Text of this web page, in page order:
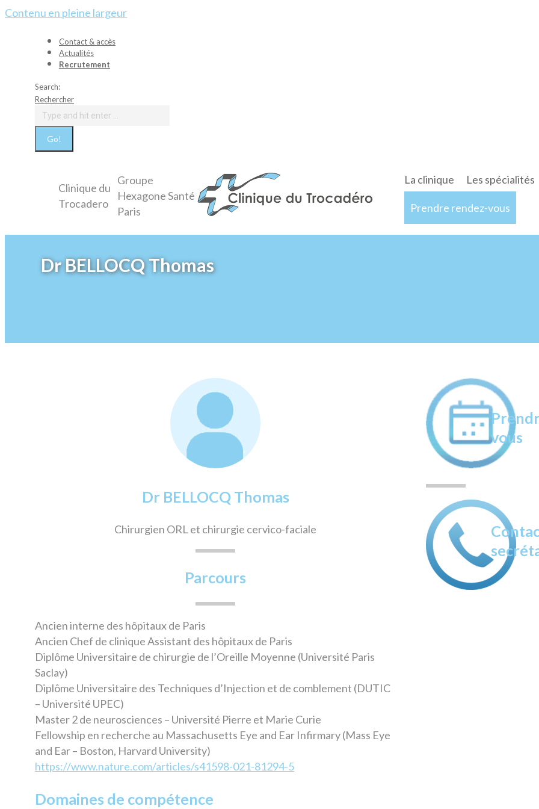
Contenu en pleine largeur
Contact & accès
Actualités
Recrutement
Search:
Rechercher
Clinique du
Trocadero
Groupe
Hexagone Santé
Paris
La clinique Les spécialités
Prendre rendez-vous
Dr BELLOCQ Thomas
Dr BELLOCQ Thomas
Chirurgien ORL et chirurgie cervico-faciale
Parcours
Ancien interne des hôpitaux de Paris
Ancien Chef de clinique Assistant des hôpitaux de Paris
Diplôme Universitaire de chirurgie de l’Oreille Moyenne (Université Paris
Saclay)
Diplôme Universitaire des Techniques d’Injection et de comblement (DUTIC
– Université UPEC)
Master 2 de neurosciences – Université Pierre et Marie Curie
Fellowship en recherche au Massachusetts Eye and Ear Infirmary (Mass Eye
and Ear – Boston, Harvard University)
https://www.nature.com/articles/s41598-021-81294-5
Domaines de compétence
vous